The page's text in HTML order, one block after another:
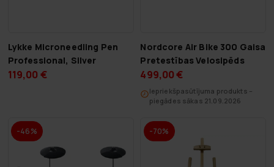
Lykke Microneedling Pen
Professional, Silver
119,00 €
Nordcore Air Bike 300 Gaisa
Pretestības Velosipēds
499,00 €
Iepriekšpasūtījuma produkts –
piegādes sākas 21.09.2026
-46% -70%